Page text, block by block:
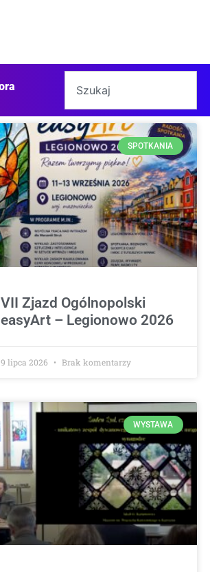
SPOTKANIA
VII Zjazd Ogólnopolski
easyArt – Legionowo 2026
9 lipca 2026 Brak komentarzy
WYSTAWA